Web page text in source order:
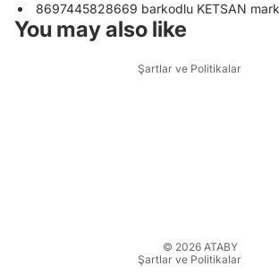
8697445828669 barkodlu KETSAN
You may also like
Şartlar ve Politikalar
İletişim bilgileri
Yasal bildirim
© 2026 ATABY
Şartlar ve Politikalar